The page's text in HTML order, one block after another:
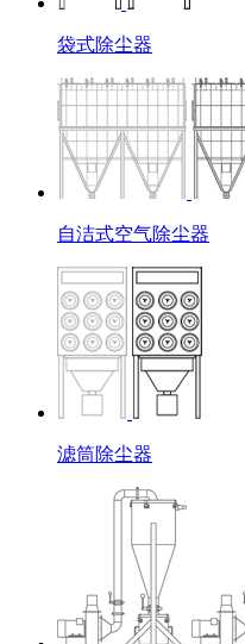
袋式除尘器
自洁式空气除尘器
滤筒除尘器